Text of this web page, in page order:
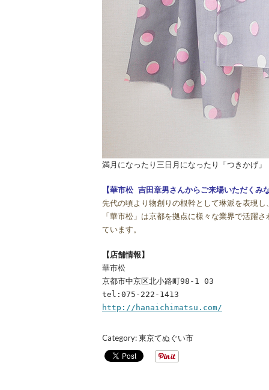
満月になったり三日月になったり「つきかげ」
【華市松 吉田章男さんからご来場いただくみ
先代の頃より物創りの根幹として琳派を表現
「華市松」は京都を拠点に様々な業界で活躍
ています。
【店舗情報】
華市松
京都市中京区北小路町98-1 03
tel:075-222-1413
http://hanaichimatsu.com/
Category:東京てぬぐい市